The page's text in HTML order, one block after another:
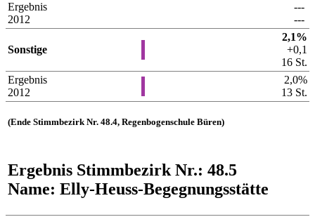
Ergebnis
2012
---
---
Sonstige
2,1%
+0,1
16 St.
Ergebnis
2012
2,0%
13 St.
(Ende Stimmbezirk Nr. 48.4, Regenbogenschule Büren)
Ergebnis Stimmbezirk Nr.: 48.5
Name: Elly-Heuss-Begegnungsstätte